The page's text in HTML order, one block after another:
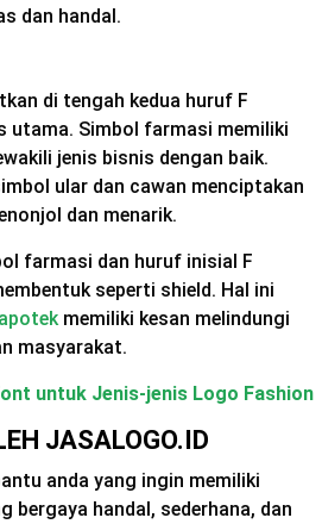
dan handal.
di tengah kedua huruf F
utama. Simbol farmasi memiliki
jenis bisnis dengan baik.
ular dan cawan menciptakan
dan menarik.
farmasi dan huruf inisial F
seperti shield. Hal ini
memiliki kesan melindungi
masyarakat.
untuk Jenis-jenis Logo Fashion
JASALOGO.ID
anda yang ingin memiliki
bergaya handal, sederhana, dan